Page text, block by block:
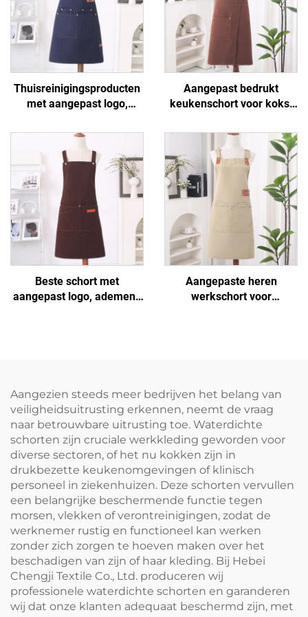
Thuisreinigingsproducten
met aangepast logo,
voor volwassenen voor
keukenreiniging, koken en
restaurants, chef-
kokschort
Aangepast bedrukt
keukenschort voor koks,
chef-koks, waterdicht
logo, schort voor
volwassenen van canvas
Beste schort met
aangepast logo, ademend
Aangepaste heren
werkschort voor
Aangezien steeds meer bedrijven het belang van
veiligheidsuitrusting erkennen, neemt de vraag
naar betrouwbare uitrusting toe. Waterdichte
schorten zijn cruciale werkkleding geworden voor
diverse sectoren, of het nu kokken zijn in
drukbezette keukenomgevingen of klinisch
personeel in ziekenhuizen. Deze schorten vervullen
een belangrijke beschermende functie tegen
morsen, vlekken of verontreinigingen, zodat de
werknemer rustig en functioneel kan werken
zonder zich zorgen te hoeven maken over het
beschadigen van zijn of haar kleding. Bij Hebei
Chengji Textile Co., Ltd. produceren wij
professionele waterdichte schorten en garanderen
wij dat onze klanten adequaat beschermd zijn, met